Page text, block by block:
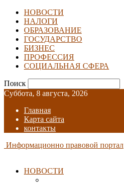
НОВОСТИ
НАЛОГИ
ОБРАЗОВАНИЕ
ГОСУДАРСТВО
БИЗНЕС
ПРОФЕССИЯ
СОЦИАЛЬНАЯ СФЕРА
Поиск
Суббота, 8 августа, 2026
Главная
Карта сайта
контакты
Информационно правовой портал
НОВОСТИ